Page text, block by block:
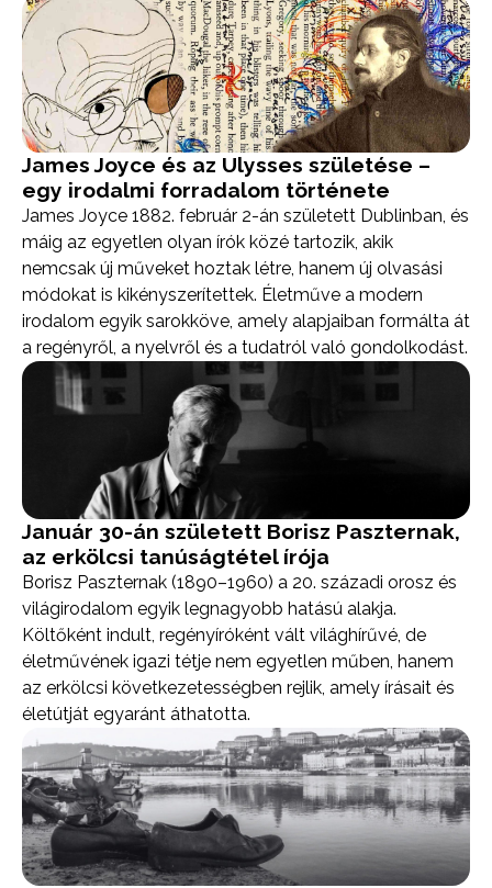
James Joyce és az Ulysses születése –
egy irodalmi forradalom története
James Joyce 1882. február 2-án született Dublinban, és
máig az egyetlen olyan írók közé tartozik, akik
nemcsak új műveket hoztak létre, hanem új olvasási
módokat is kikényszerítettek. Életműve a modern
irodalom egyik sarokköve, amely alapjaiban formálta át
a regényről, a nyelvről és a tudatról való gondolkodást.
Január 30-án született Borisz Paszternak,
az erkölcsi tanúságtétel írója
Borisz Paszternak (1890–1960) a 20. századi orosz és
világirodalom egyik legnagyobb hatású alakja.
Költőként indult, regényíróként vált világhírűvé, de
életművének igazi tétje nem egyetlen műben, hanem
az erkölcsi következetességben rejlik, amely írásait és
életútját egyaránt áthatotta.